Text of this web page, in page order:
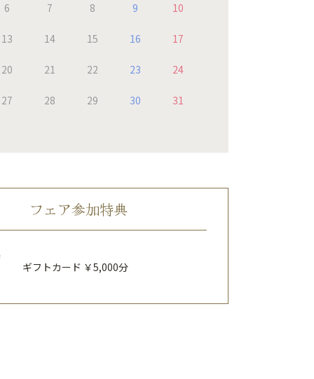
6 7 8 9 10
13 14 15 16 17
20 21 22 23 24
27 28 29 30 31
フェア参加特典
ギフトカード ￥5,000分